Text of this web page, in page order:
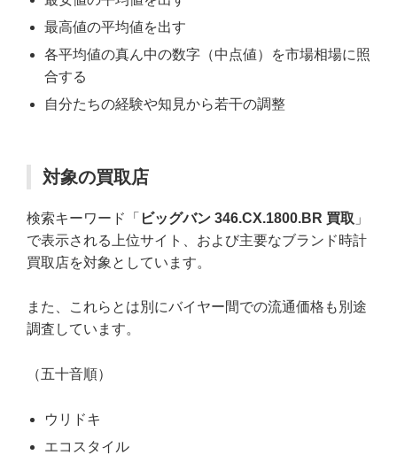
最高値の平均値を出す
各平均値の真ん中の数字（中点値）を市場相場に照
合する
自分たちの経験や知見から若干の調整
対象の買取店
検索キーワード「 ビッグバン 346.CX.1800.BR 買取 」
で表示される上位サイト、および主要なブランド時計
買取店を対象としています。
また、これらとは別にバイヤー間での流通価格も別途
調査しています。
（五十音順）
ウリドキ
エコスタイル